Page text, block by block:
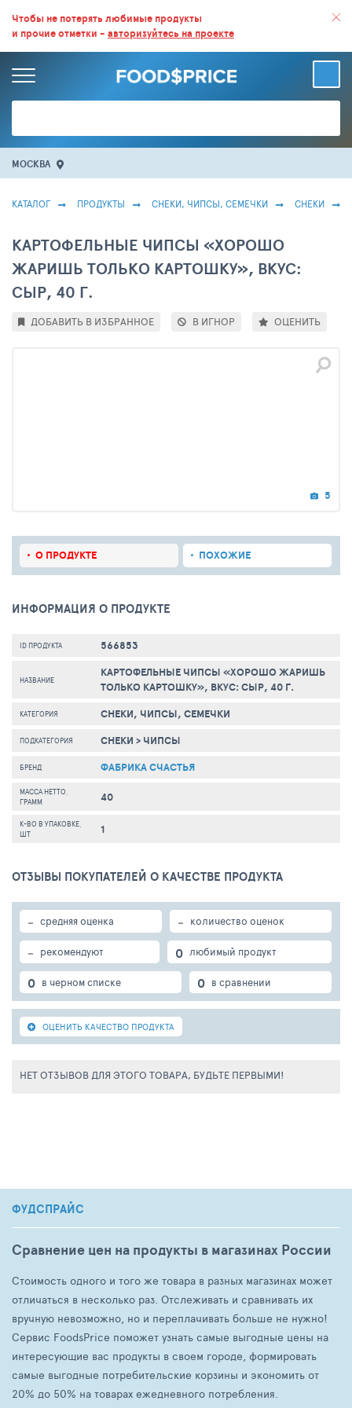
ВСЕ СКИДКИ И ВЫГОДНЫЕ ЦЕНЫ НА ПРОДУКТЫ В МАГАЗИНАХ.
БОЛЬШЕ 100 000 ТОВАРОВ. ЕЖЕДНЕВНОЕ ОБНОВЛЕНИЕ ЦЕН.
Чтобы не потерять любимые продукты
и прочие отметки - авторизуйтесь на проекте
МОСКВА
КАТАЛОГ ПРОДУКТЫ СНЕКИ, ЧИПСЫ, СЕМЕЧКИ СНЕКИ
КАРТОФЕЛЬНЫЕ ЧИПСЫ «ХОРОШО
ЖАРИШЬ ТОЛЬКО КАРТОШКУ», ВКУС:
СЫР, 40 Г.
5
ДОБАВИТЬ В ИЗБРАННОЕ В ИГНОР ОЦЕНИТЬ
О ПРОДУКТЕ ПОХОЖИЕ
ИНФОРМАЦИЯ О ПРОДУКТЕ
ID ПРОДУКТА 566853
НАЗВАНИЕ
КАРТОФЕЛЬНЫЕ ЧИПСЫ «ХОРОШО ЖАРИШЬ
ТОЛЬКО КАРТОШКУ», ВКУС: СЫР, 40 Г.
КАТЕГОРИЯ СНЕКИ, ЧИПСЫ, СЕМЕЧКИ
ПОДКАТЕГОРИЯ СНЕКИ > ЧИПСЫ
БРЕНД ФАБРИКА СЧАСТЬЯ
МАССА НЕТТО,
ГРАММ
40
К-ВО В УПАКОВКЕ,
ШТ
1
ОТЗЫВЫ ПОКУПАТЕЛЕЙ О КАЧЕСТВЕ ПРОДУКТА
- средняя оценка - количество оценок
- рекомендуют 0 любимый продукт
0 в черном списке 0 в сравнении
ОЦЕНИТЬ КАЧЕСТВО ПРОДУКТА
НЕТ ОТЗЫВОВ ДЛЯ ЭТОГО ТОВАРА, БУДЬТЕ ПЕРВЫМИ!
ФУДСПРАЙС
Сравнение цен на продукты в магазинах России
Стоимость одного и того же товара в разных магазинах может
отличаться в несколько раз. Отслеживать и сравнивать их
вручную невозможно, но и переплачивать больше не нужно!
Сервис FoodsPrice поможет узнать самые выгодные цены на
интересующие вас продукты в своем городе, формировать
самые выгодные потребительские корзины и экономить от
20% до 50% на товарах ежедневного потребления.